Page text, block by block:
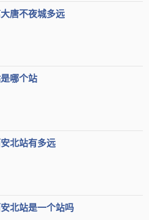
唐不夜城多远
哪个站
北站有多远
北站是一个站吗